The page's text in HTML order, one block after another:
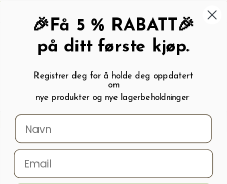
My wishlist ( 0
Menu Søk Logg inn Handlevogn
Hjem
🎉Få 5 % RABATT🎉
på ditt første kjøp.
Registrer deg for å holde deg oppdatert
om
nye produkter og nye lagerbeholdninger